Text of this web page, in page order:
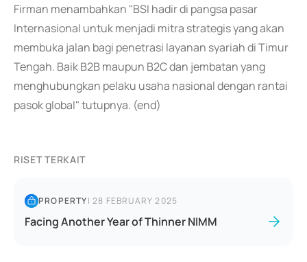
Firman menambahkan "BSI hadir di pangsa pasar
Internasional untuk menjadi mitra strategis yang akan
membuka jalan bagi penetrasi layanan syariah di Timur
Tengah. Baik B2B maupun B2C dan jembatan yang
menghubungkan pelaku usaha nasional dengan rantai
pasok global" tutupnya. (end)
RISET TERKAIT
PROPERTY|28 FEBRUARY 2025
Facing Another Year of Thinner NIMM